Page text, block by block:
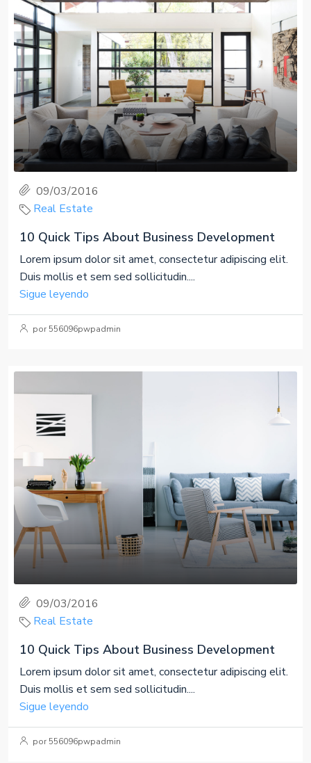
09/03/2016
Real Estate
10 Quick Tips About Business Development
Lorem ipsum dolor sit amet, consectetur adipiscing elit.
Duis mollis et sem sed sollicitudin....
Sigue leyendo
por 556096pwpadmin
09/03/2016
Real Estate
10 Quick Tips About Business Development
Lorem ipsum dolor sit amet, consectetur adipiscing elit.
Duis mollis et sem sed sollicitudin....
Sigue leyendo
por 556096pwpadmin